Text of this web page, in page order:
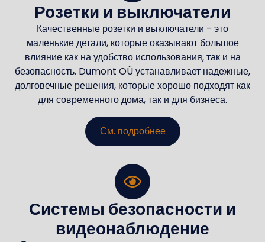
Розетки и выключатели
Качественные розетки и выключатели - это
маленькие детали, которые оказывают большое
влияние как на удобство использования, так и на
безопасность. Dumont OÜ устанавливает надежные,
долговечные решения, которые хорошо подходят как
для современного дома, так и для бизнеса.
См. подробнее
Системы безопасности и
видеонаблюдение